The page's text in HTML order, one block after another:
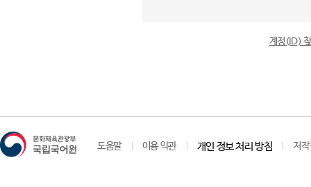
계정(ID)
도움말 이용 약관 개인 정보 처리 방침 저